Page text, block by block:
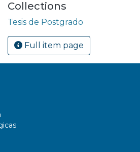
Collections
Tesis de Postgrado
Full item page